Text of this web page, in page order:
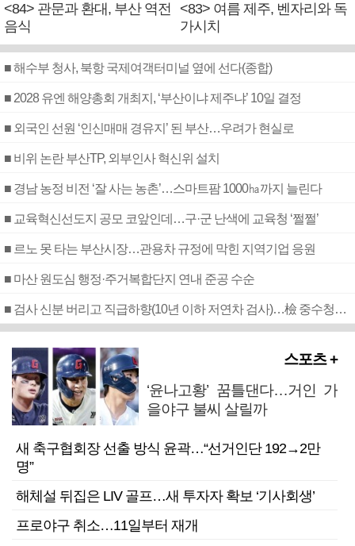
<84> 관문과 환대, 부산 역전
음식
<83> 여름 제주, 벤자리와 독
가시치
■ 해수부 청사, 북항 국제여객터미널 옆에 선다(종합)
■ 2028 유엔 해양총회 개최지, ‘부산이냐 제주냐’ 10일 결정
■ 외국인 선원 ‘인신매매 경유지’ 된 부산…우려가 현실로
■ 비위 논란 부산TP, 외부인사 혁신위 설치
■ 경남 농정 비전 ‘잘 사는 농촌’…스마트팜 1000㏊까지 늘린다
■ 교육혁신선도지 공모 코앞인데…구·군 난색에 교육청 ‘쩔쩔’
■ 르노 못 타는 부산시장…관용차 규정에 막힌 지역기업 응원
■ 마산 원도심 행정·주거복합단지 연내 준공 수순
■ 검사 신분 버리고 직급하향(10년 이하 저연차 검사)…檢 중수청행 기피
스포츠 +
‘윤나고황’ 꿈틀댄다…거인 가
을야구 불씨 살릴까
새 축구협회장 선출 방식 윤곽…“선거인단 192→2만
명”
해체설 뒤집은 LIV 골프…새 투자자 확보 ‘기사회생’
프로야구 취소…11일부터 재개